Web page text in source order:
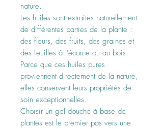
nature.
Les huiles sont extraites naturellement
de différentes parties de la plante :
des fleurs, des fruits, des graines et
des feuilles à l'écorce ou au bois.
Parce que ces huiles pures
proviennent directement de la nature,
elles conservent leurs propriétés de
soin exceptionnelles.
Choisir un gel douche à base de
plantes est le premier pas vers une